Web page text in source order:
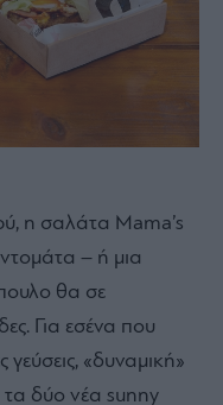
η σαλάτα Mama’s
– ή μια
θα σε
Για εσένα που
γεύσεις, «δυναμική»
τα δύο νέα sunny